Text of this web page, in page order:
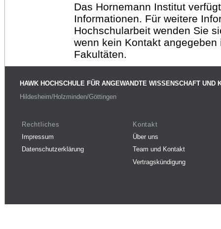
Das Hornemann Institut
Informationen. Für weitere
Hochschularbeit wenden Sie
wenn kein Kontakt
Fakultäten.
HAWK HOCHSCHULE FÜR ANGEWANDTE WISSENSCHAFT UND
Hildesheim/Holzminden/Göttingen
Rechtliches
Impressum
Datenschutzerklärung
Kontakt
Über uns
Team und Kontakt
Vertragskündigung